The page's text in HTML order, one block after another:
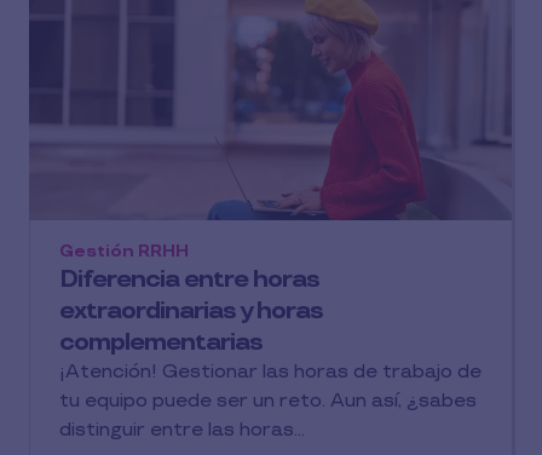
Diferencia entre horas
extraordinarias y horas
complementarias
Gestión RRHH
¡Atención! Gestionar las horas de trabajo de
tu equipo puede ser un reto. Aun así, ¿sabes
distinguir entre las horas...